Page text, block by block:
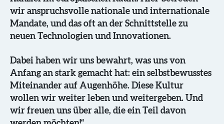
wir anspruchsvolle nationale und internationale
Mandate, und das oft an der Schnittstelle zu
neuen Technologien und Innovationen.
Dabei haben wir uns bewahrt, was uns von
Anfang an stark gemacht hat: ein selbstbewusstes
Miteinander auf Augenhöhe. Diese Kultur
wollen wir weiter leben und weitergeben. Und
wir freuen uns über alle, die ein Teil davon